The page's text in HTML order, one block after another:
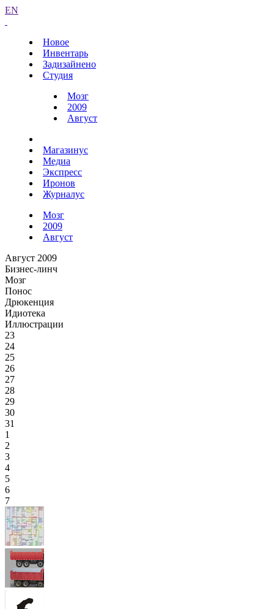
EN
Новое
Инвентарь
Задизайнено
Студия
Мозг
2009
Август
Магазинус
Медиа
Экспресс
Иронов
Журналус
Мозг
2009
Август
Август 2009
Бизнес-линч
Мозг
Понос
Дрюкенция
Идиотека
Иллюстрации
23
24
25
26
27
28
29
30
31
1
2
3
4
5
6
7